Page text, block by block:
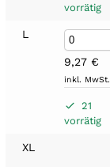
vorrätig
L
9,27€
inkl. MwSt.
21
vorrätig
XL